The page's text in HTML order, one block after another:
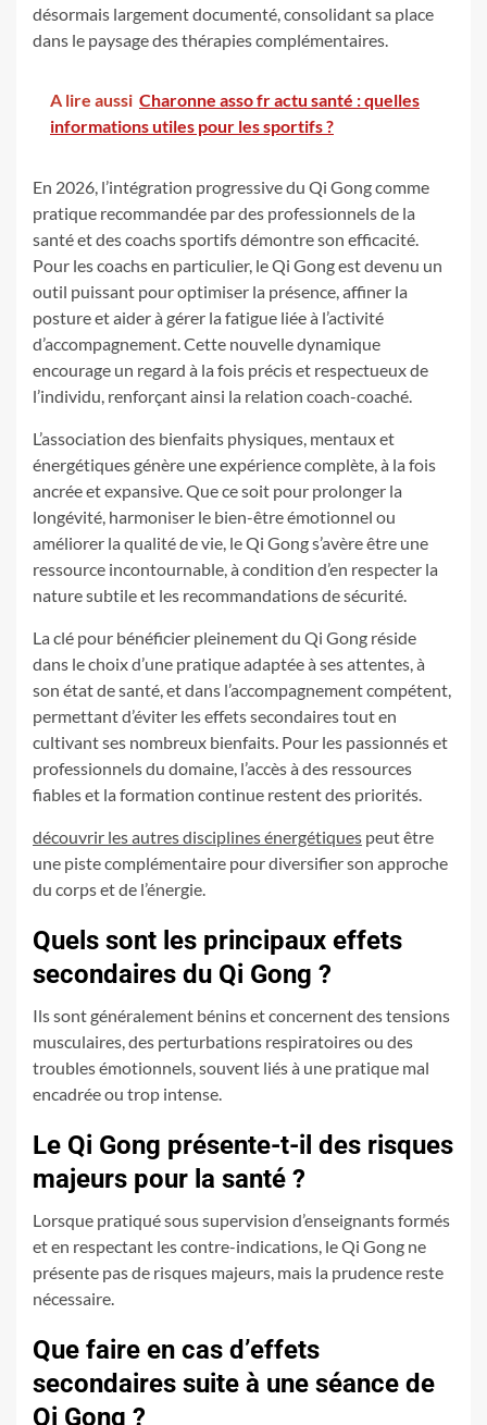
désormais largement documenté, consolidant sa place
dans le paysage des thérapies complémentaires.
A lire aussi Charonne asso fr actu santé : quelles
informations utiles pour les sportifs ?
En 2026, l’intégration progressive du Qi Gong comme
pratique recommandée par des professionnels de la
santé et des coachs sportifs démontre son efficacité.
Pour les coachs en particulier, le Qi Gong est devenu un
outil puissant pour optimiser la présence, affiner la
posture et aider à gérer la fatigue liée à l’activité
d’accompagnement. Cette nouvelle dynamique
encourage un regard à la fois précis et respectueux de
l’individu, renforçant ainsi la relation coach-coaché.
L’association des bienfaits physiques, mentaux et
énergétiques génère une expérience complète, à la fois
ancrée et expansive. Que ce soit pour prolonger la
longévité, harmoniser le bien-être émotionnel ou
améliorer la qualité de vie, le Qi Gong s’avère être une
ressource incontournable, à condition d’en respecter la
nature subtile et les recommandations de sécurité.
La clé pour bénéficier pleinement du Qi Gong réside
dans le choix d’une pratique adaptée à ses attentes, à
son état de santé, et dans l’accompagnement compétent,
permettant d’éviter les effets secondaires tout en
cultivant ses nombreux bienfaits. Pour les passionnés et
professionnels du domaine, l’accès à des ressources
fiables et la formation continue restent des priorités.
découvrir les autres disciplines énergétiques peut être
une piste complémentaire pour diversifier son approche
du corps et de l’énergie.
Quels sont les principaux effets
secondaires du Qi Gong ?
Ils sont généralement bénins et concernent des tensions
musculaires, des perturbations respiratoires ou des
troubles émotionnels, souvent liés à une pratique mal
encadrée ou trop intense.
Le Qi Gong présente-t-il des risques
majeurs pour la santé ?
Lorsque pratiqué sous supervision d’enseignants formés
et en respectant les contre-indications, le Qi Gong ne
présente pas de risques majeurs, mais la prudence reste
nécessaire.
Que faire en cas d’effets
secondaires suite à une séance de
Qi Gong ?